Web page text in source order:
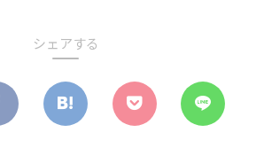
シェアする